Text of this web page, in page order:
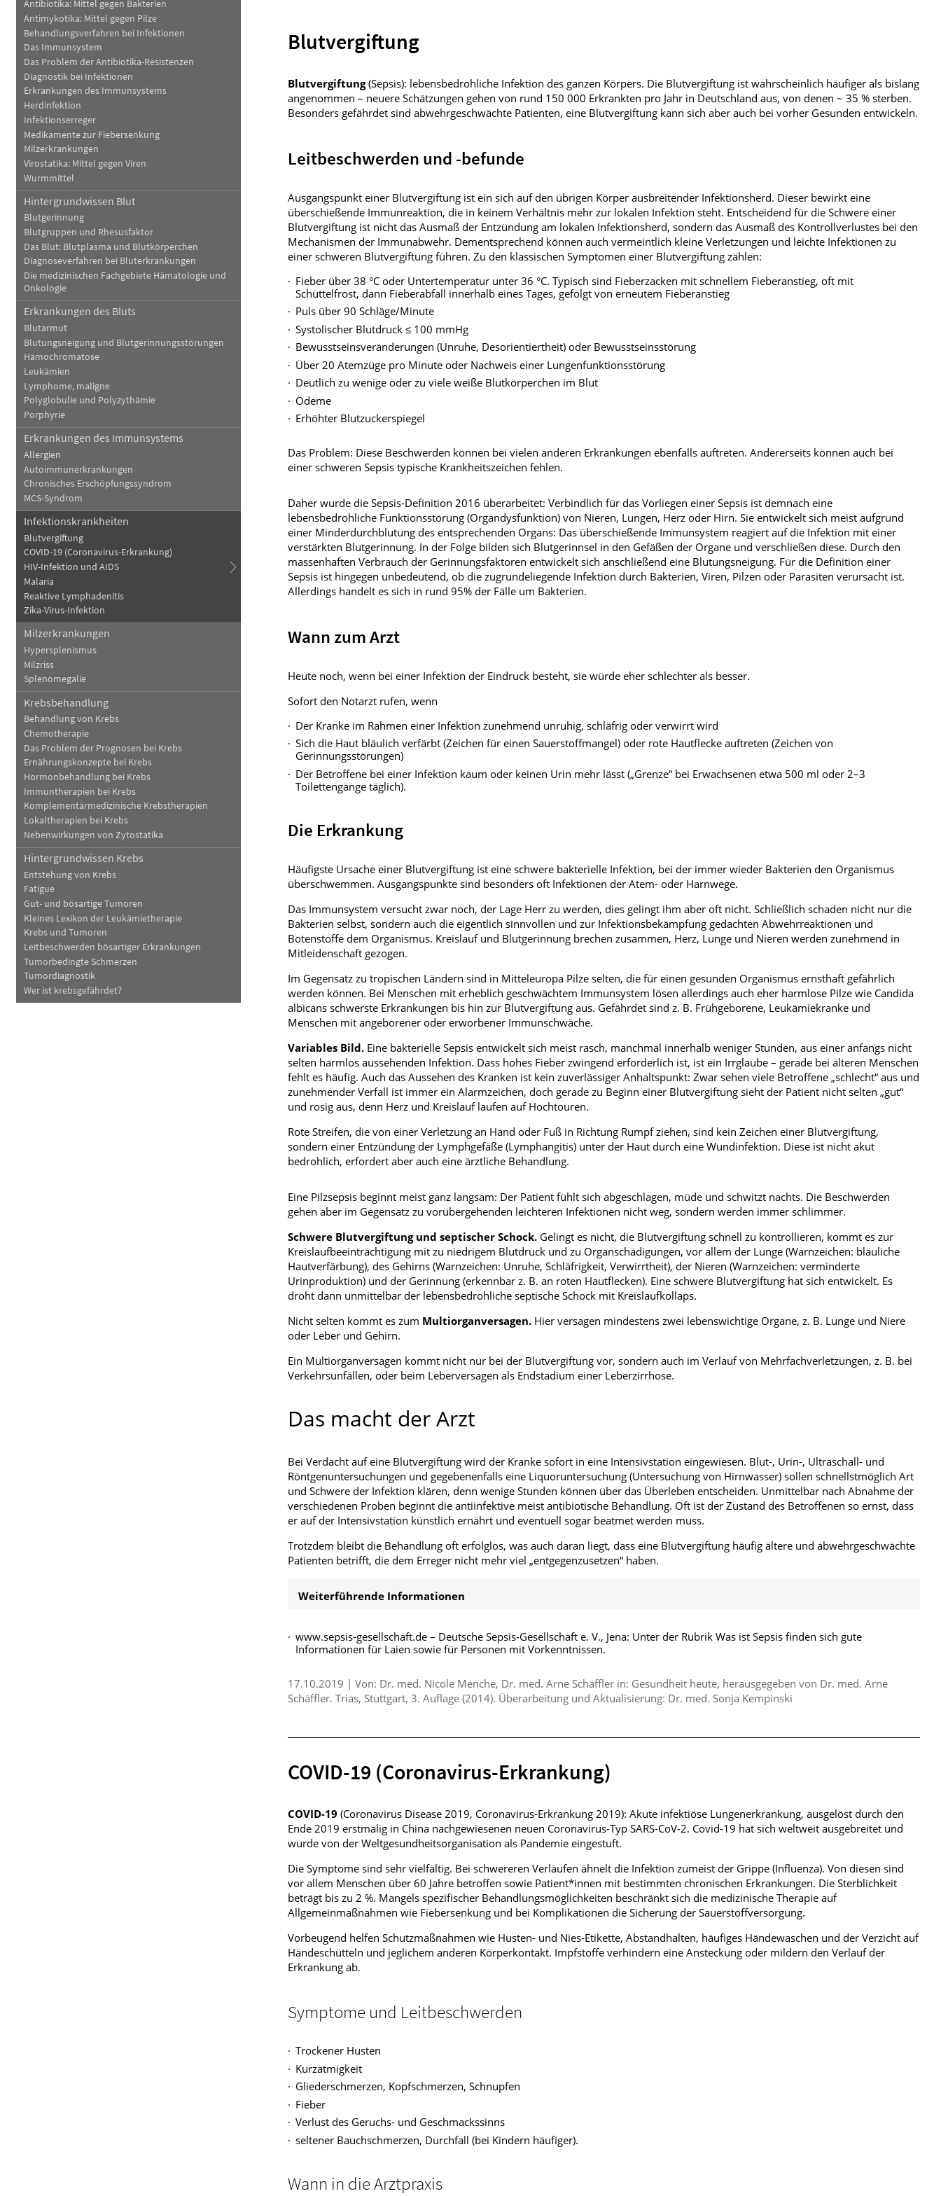
Haut, Haare und Nägel
Psychische Erkrankungen
Frauenkrankheiten
Antibiotika: Mittel gegen Bakterien
Antimykotika: Mittel gegen Pilze
Behandlungsverfahren bei Infektionen
Das Immunsystem
Das Problem der Antibiotika-Resistenzen
Diagnostik bei Infektionen
Erkrankungen des Immunsystems
Herdinfektion
Infektionserreger
Medikamente zur Fiebersenkung
Milzerkrankungen
Virostatika: Mittel gegen Viren
Wurmmittel
Hintergrundwissen Blut
Blutgerinnung
Blutgruppen und Rhesusfaktor
Das Blut: Blutplasma und Blutkörperchen
Diagnoseverfahren bei Bluterkrankungen
Die medizinischen Fachgebiete Hämatologie und
Onkologie
Erkrankungen des Bluts
Blutarmut
Blutungsneigung und Blutgerinnungsstörungen
Hämochromatose
Leukämien
Lymphome, maligne
Polyglobulie und Polyzythämie
Porphyrie
Erkrankungen des Immunsystems
Allergien
Autoimmunerkrankungen
Chronisches Erschöpfungssyndrom
MCS-Syndrom
Infektionskrankheiten
Blutvergiftung
COVID-19 (Coronavirus-Erkrankung)
HIV-Infektion und AIDS
Malaria
Reaktive Lymphadenitis
Zika-Virus-Infektion
Milzerkrankungen
Hypersplenismus
Milzriss
Splenomegalie
Krebsbehandlung
Behandlung von Krebs
Chemotherapie
Das Problem der Prognosen bei Krebs
Ernährungskonzepte bei Krebs
Hormonbehandlung bei Krebs
Immuntherapien bei Krebs
Komplementärmedizinische Krebstherapien
Lokaltherapien bei Krebs
Nebenwirkungen von Zytostatika
Hintergrundwissen Krebs
Entstehung von Krebs
Fatigue
Gut- und bösartige Tumoren
Kleines Lexikon der Leukämietherapie
Krebs und Tumoren
Leitbeschwerden bösartiger Erkrankungen
Tumorbedingte Schmerzen
Tumordiagnostik
Wer ist krebsgefährdet?
Blutvergiftung
Blutvergiftung(Sepsis): lebensbedrohliche Infektion des ganzen Körpers. Die Blutvergiftung ist wahrscheinlich häufiger als bislang
angenommen – neuere Schätzungen gehen von rund 150 000 Erkrankten pro Jahr in Deutschland aus, von denen ~ 35 % sterben.
Besonders gefährdet sind abwehrgeschwächte Patienten, eine Blutvergiftung kann sich aber auch bei vorher Gesunden entwickeln.
Leitbeschwerden und -befunde
Ausgangspunkt einer Blutvergiftung ist ein sich auf den übrigen Körper ausbreitender Infektionsherd. Dieser bewirkt eine
überschießende Immunreaktion, die in keinem Verhältnis mehr zur lokalen Infektion steht. Entscheidend für die Schwere einer
Blutvergiftung ist nicht das Ausmaß der Entzündung am lokalen Infektionsherd, sondern das Ausmaß des Kontrollverlustes bei den
Mechanismen der Immunabwehr. Dementsprechend können auch vermeintlich kleine Verletzungen und leichte Infektionen zu
einer schweren Blutvergiftung führen. Zu den klassischen Symptomen einer Blutvergiftung zählen:
Fieber über 38 °C oder Untertemperatur unter 36 °C. Typisch sind Fieberzacken mit schnellem Fieberanstieg, oft mit
Schüttelfrost, dann Fieberabfall innerhalb eines Tages, gefolgt von erneutem Fieberanstieg
Puls über 90 Schläge/Minute
Systolischer Blutdruck ≤ 100 mmHg
Bewusstseinsveränderungen (Unruhe, Desorientiertheit) oder Bewusstseinsstörung
Über 20 Atemzüge pro Minute oder Nachweis einer Lungenfunktionsstörung
Deutlich zu wenige oder zu viele weiße Blutkörperchen im Blut
Ödeme
Erhöhter Blutzuckerspiegel
Das Problem: Diese Beschwerden können bei vielen anderen Erkrankungen ebenfalls auftreten. Andererseits können auch bei
einer schweren Sepsis typische Krankheitszeichen fehlen.
Daher wurde die Sepsis-Definition 2016 überarbeitet: Verbindlich für das Vorliegen einer Sepsis ist demnach eine
lebensbedrohliche Funktionsstörung (Organdysfunktion) von Nieren, Lungen, Herz oder Hirn. Sie entwickelt sich meist aufgrund
einer Minderdurchblutung des entsprechenden Organs: Das überschießende Immunsystem reagiert auf die Infektion mit einer
verstärkten Blutgerinnung. In der Folge bilden sich Blutgerinnsel in den Gefäßen der Organe und verschließen diese. Durch den
massenhaften Verbrauch der Gerinnungsfaktoren entwickelt sich anschließend eine Blutungsneigung. Für die Definition einer
Sepsis ist hingegen unbedeutend, ob die zugrundeliegende Infektion durch Bakterien, Viren, Pilzen oder Parasiten verursacht ist.
Allerdings handelt es sich in rund 95% der Fälle um Bakterien.
Wann zum Arzt
Heute noch, wenn bei einer Infektion der Eindruck besteht, sie würde eher schlechter als besser.
Sofort den Notarzt rufen, wenn
Der Kranke im Rahmen einer Infektion zunehmend unruhig, schläfrig oder verwirrt wird
Sich die Haut bläulich verfärbt (Zeichen für einen Sauerstoffmangel) oder rote Hautflecke auftreten (Zeichen von
Gerinnungsstörungen)
Der Betroffene bei einer Infektion kaum oder keinen Urin mehr lässt („Grenze“ bei Erwachsenen etwa 500 ml oder 2–3
Toilettengänge täglich).
Die Erkrankung
Häufigste Ursache einer Blutvergiftung ist eine schwere bakterielle Infektion, bei der immer wieder Bakterien den Organismus
überschwemmen. Ausgangspunkte sind besonders oft Infektionen der Atem- oder Harnwege.
Das Immunsystem versucht zwar noch, der Lage Herr zu werden, dies gelingt ihm aber oft nicht. Schließlich schaden nicht nur die
Bakterien selbst, sondern auch die eigentlich sinnvollen und zur Infektionsbekämpfung gedachten Abwehrreaktionen und
Botenstoffe dem Organismus. Kreislauf und Blutgerinnung brechen zusammen, Herz, Lunge und Nieren werden zunehmend in
Mitleidenschaft gezogen.
Im Gegensatz zu tropischen Ländern sind in Mitteleuropa Pilze selten, die für einen gesunden Organismus ernsthaft gefährlich
werden können. Bei Menschen mit erheblich geschwächtem Immunsystem lösen allerdings auch eher harmlose Pilze wie Candida
albicans schwerste Erkrankungen bis hin zur Blutvergiftung aus. Gefährdet sind z. B. Frühgeborene, Leukämiekranke und
Menschen mit angeborener oder erworbener Immunschwäche.
Variables Bild. Eine bakterielle Sepsis entwickelt sich meist rasch, manchmal innerhalb weniger Stunden, aus einer anfangs nicht
selten harmlos aussehenden Infektion. Dass hohes Fieber zwingend erforderlich ist, ist ein Irrglaube – gerade bei älteren Menschen
fehlt es häufig. Auch das Aussehen des Kranken ist kein zuverlässiger Anhaltspunkt: Zwar sehen viele Betroffene „schlecht“ aus und
zunehmender Verfall ist immer ein Alarmzeichen, doch gerade zu Beginn einer Blutvergiftung sieht der Patient nicht selten „gut“
und rosig aus, denn Herz und Kreislauf laufen auf Hochtouren.
Rote Streifen, die von einer Verletzung an Hand oder Fuß in Richtung Rumpf ziehen, sind kein Zeichen einer Blutvergiftung,
sondern einer Entzündung der Lymphgefäße (Lymphangitis) unter der Haut durch eine Wundinfektion. Diese ist nicht akut
bedrohlich, erfordert aber auch eine ärztliche Behandlung.
Eine Pilzsepsis beginnt meist ganz langsam: Der Patient fühlt sich abgeschlagen, müde und schwitzt nachts. Die Beschwerden
gehen aber im Gegensatz zu vorübergehenden leichteren Infektionen nicht weg, sondern werden immer schlimmer.
Schwere Blutvergiftung und septischer Schock. Gelingt es nicht, die Blutvergiftung schnell zu kontrollieren, kommt es zur
Kreislaufbeeinträchtigung mit zu niedrigem Blutdruck und zu Organschädigungen, vor allem der Lunge (Warnzeichen: bläuliche
Hautverfärbung), des Gehirns (Warnzeichen: Unruhe, Schläfrigkeit, Verwirrtheit), der Nieren (Warnzeichen: verminderte
Urinproduktion) und der Gerinnung (erkennbar z. B. an roten Hautflecken). Eine schwere Blutvergiftung hat sich entwickelt. Es
droht dann unmittelbar der lebensbedrohliche septische Schock mit Kreislaufkollaps.
Nicht selten kommt es zum Multiorganversagen. Hier versagen mindestens zwei lebenswichtige Organe, z. B. Lunge und Niere
oder Leber und Gehirn.
Ein Multiorganversagen kommt nicht nur bei der Blutvergiftung vor, sondern auch im Verlauf von Mehrfachverletzungen, z. B. bei
Verkehrsunfällen, oder beim Leberversagen als Endstadium einer Leberzirrhose.
Das macht der Arzt
Bei Verdacht auf eine Blutvergiftung wird der Kranke sofort in eine Intensivstation eingewiesen. Blut-, Urin-, Ultraschall- und
Röntgenuntersuchungen und gegebenenfalls eine Liquoruntersuchung (Untersuchung von Hirnwasser) sollen schnellstmöglich Art
und Schwere der Infektion klären, denn wenige Stunden können über das Überleben entscheiden. Unmittelbar nach Abnahme der
verschiedenen Proben beginnt die antiinfektive meist antibiotische Behandlung. Oft ist der Zustand des Betroffenen so ernst, dass
er auf der Intensivstation künstlich ernährt und eventuell sogar beatmet werden muss.
Trotzdem bleibt die Behandlung oft erfolglos, was auch daran liegt, dass eine Blutvergiftung häufig ältere und abwehrgeschwächte
Patienten betrifft, die dem Erreger nicht mehr viel „entgegenzusetzen“ haben.
Weiterführende Informationen
www.sepsis-gesellschaft.de – Deutsche Sepsis-Gesellschaft e. V., Jena: Unter der Rubrik Was ist Sepsis finden sich gute
Informationen für Laien sowie für Personen mit Vorkenntnissen.
17.10.2019 | Von: Dr. med. Nicole Menche, Dr. med. Arne Schäffler in: Gesundheit heute, herausgegeben von Dr. med. Arne
Schäffler. Trias, Stuttgart, 3. Auflage (2014). Überarbeitung und Aktualisierung: Dr. med. Sonja Kempinski
COVID-19 (Coronavirus-Erkrankung)
COVID-19 (Coronavirus Disease 2019, Coronavirus-Erkrankung 2019): Akute infektiöse Lungenerkrankung, ausgelöst durch den
Ende 2019 erstmalig in China nachgewiesenen neuen Coronavirus-Typ SARS-CoV-2. Covid-19 hat sich weltweit ausgebreitet und
wurde von der Weltgesundheitsorganisation als Pandemie eingestuft.
Die Symptome sind sehr vielfältig. Bei schwereren Verläufen ähnelt die Infektion zumeist der Grippe (Influenza). Von diesen sind
vor allem Menschen über 60 Jahre betroffen sowie Patient*innen mit bestimmten chronischen Erkrankungen. Die Sterblichkeit
beträgt bis zu 2 %. Mangels spezifischer Behandlungsmöglichkeiten beschränkt sich die medizinische Therapie auf
Allgemeinmaßnahmen wie Fiebersenkung und bei Komplikationen die Sicherung der Sauerstoffversorgung.
Vorbeugend helfen Schutzmaßnahmen wie Husten- und Nies-Etikette, Abstandhalten, häufiges Händewaschen und der Verzicht auf
Händeschütteln und jeglichem anderen Körperkontakt. Impfstoffe verhindern eine Ansteckung oder mildern den Verlauf der
Erkrankung ab.
Symptome und Leitbeschwerden
Trockener Husten
Kurzatmigkeit
Gliederschmerzen, Kopfschmerzen, Schnupfen
Fieber
Verlust des Geruchs- und Geschmackssinns
seltener Bauchschmerzen, Durchfall (bei Kindern häufiger).
Wann in die Arztpraxis